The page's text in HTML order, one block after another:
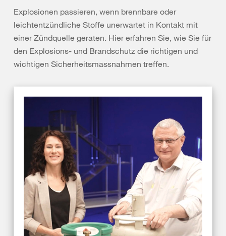
Explosionen passieren, wenn brennbare oder
leichtentzündliche Stoffe unerwartet in Kontakt mit
einer Zündquelle geraten. Hier erfahren Sie, wie Sie für
den Explosions- und Brandschutz die richtigen und
wichtigen Sicherheitsmassnahmen treffen.